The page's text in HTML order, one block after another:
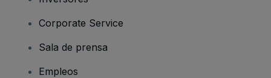
Corporate Service
Sala de prensa
Empleos